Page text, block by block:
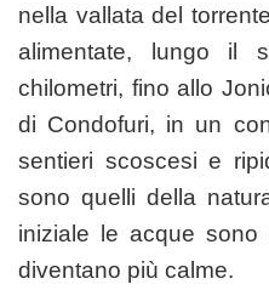
nella vallata del
alimentate, lungo il
chilometri, fino allo
di Condofuri, in un
sentieri scoscesi e
sono quelli della
iniziale le acque
diventano più calme.